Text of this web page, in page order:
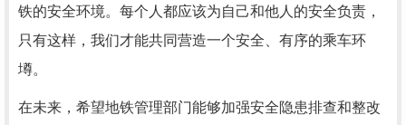
铁的安全环境。每个人都应该为自己和他人的安全负责，
只有这样，我们才能共同营造一个安全、有序的乘车环
墫。
在未来，希望地铁管理部门能够加强安全隐患排查和整改